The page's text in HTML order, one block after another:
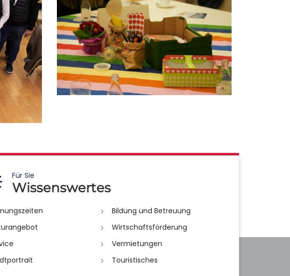
Für Sie
Wissenswertes
Bildung und Betreuung
Wirtschaftsförderung
Vermietungen
Touristisches